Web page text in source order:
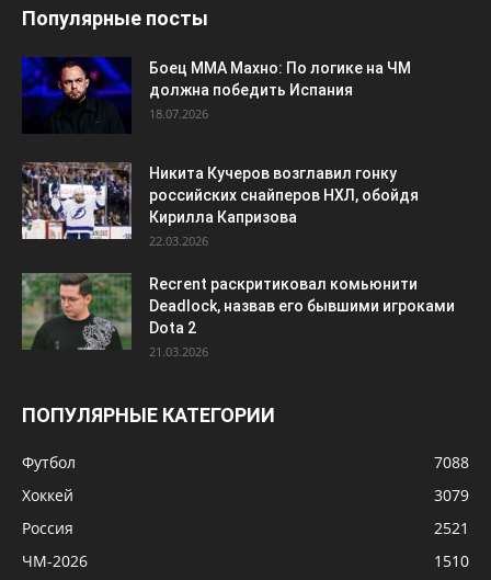
Популярные посты
Боец ММА Махно: По логике на ЧМ
должна победить Испания
18.07.2026
Никита Кучеров возглавил гонку
российских снайперов НХЛ, обойдя
Кирилла Капризова
22.03.2026
Recrent раскритиковал комьюнити
Deadlock, назвав его бывшими игроками
Dota 2
21.03.2026
ПОПУЛЯРНЫЕ КАТЕГОРИИ
Футбол
7088
Хоккей
3079
Россия
2521
ЧМ-2026
1510